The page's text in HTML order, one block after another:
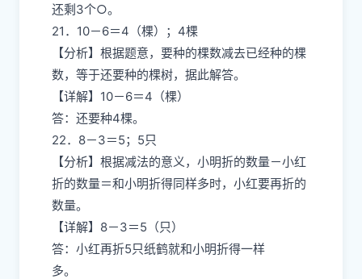
还剩3个○。
21．10－6＝4（棵）；4棵
【分析】根据题意，要种的棵数减去已经种的棵
数，等于还要种的棵树，据此解答。
【详解】10－6＝4（棵）
答：还要种4棵。
22．8－3＝5；5只
【分析】根据减法的意义，小明折的数量－小红
折的数量＝和小明折得同样多时，小红要再折的
数量。
【详解】8－3＝5（只）
答：小红再折5只纸鹤就和小明折得一样
多。